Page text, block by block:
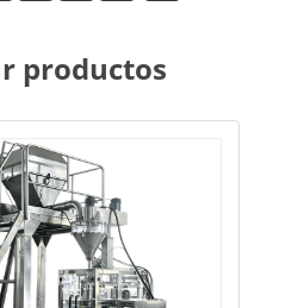
productos